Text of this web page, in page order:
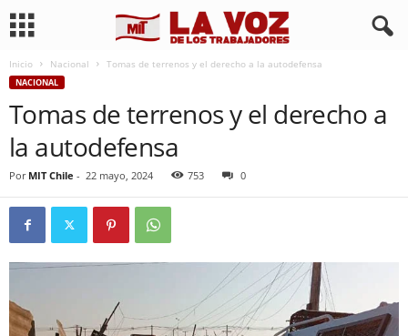
Inicio Nacional Tomas de terrenos y el derecho a la autodefensa
NACIONAL
Tomas de terrenos y el derecho a
la autodefensa
Por MIT Chile - 22 mayo, 2024 753 0